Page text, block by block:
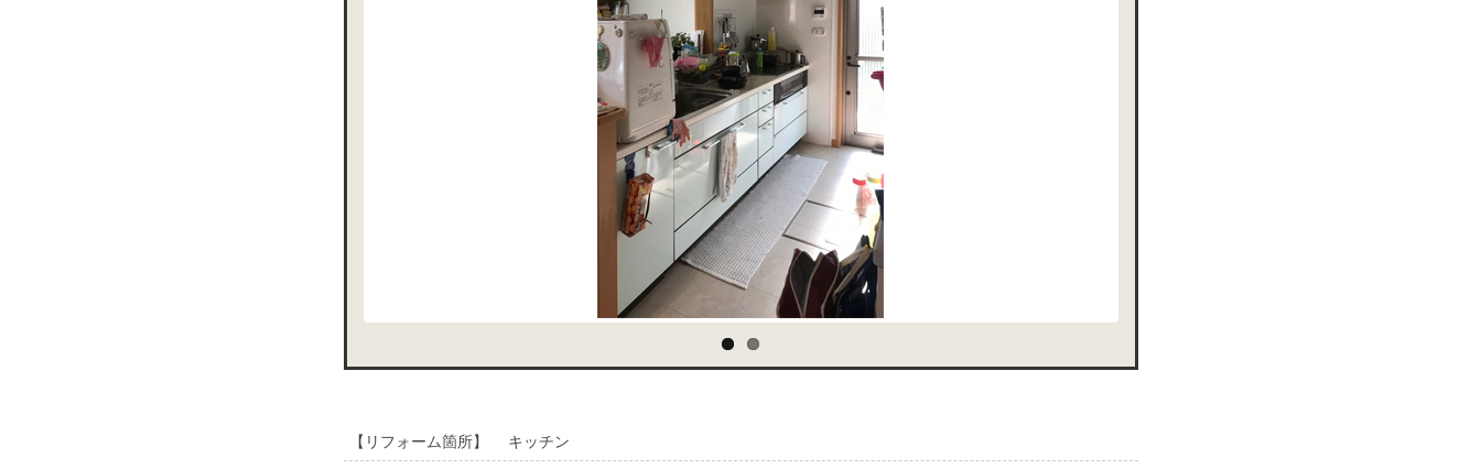
【リフォーム箇所】 キッチン